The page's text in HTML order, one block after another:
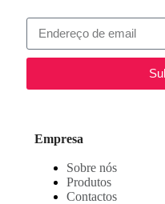
Empresa
Sobre nós
Produtos
Contactos